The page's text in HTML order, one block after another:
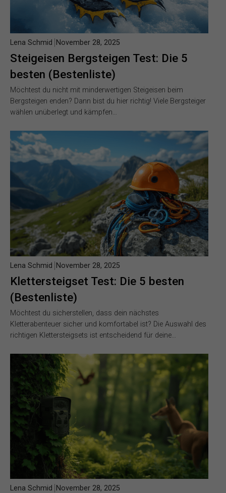
Steigeisen Bergsteigen Test: Die 5
besten (Bestenliste)
Lena Schmid November 28, 2025
Möchtest du nicht mit minderwertigen Steigeisen beim
Bergsteigen enden? Dann bist du hier richtig! Viele Bergsteiger
wählen unüberlegt und kämpfen…
Klettersteigset Test: Die 5 besten
(Bestenliste)
Lena Schmid November 28, 2025
Möchtest du sicherstellen, dass dein nächstes
Kletterabenteuer sicher und komfortabel ist? Die Auswahl des
richtigen Klettersteigsets ist entscheidend für deine…
Lena Schmid November 28, 2025